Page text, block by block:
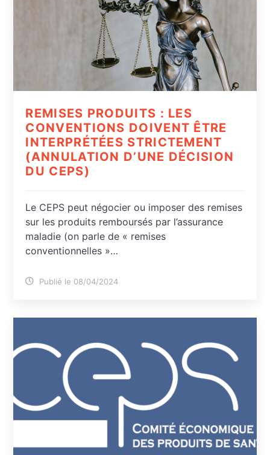
REMISES PRODUITS : LES
CONVENTIONS DOIVENT ÊTRE
INTERPRÉTÉES STRICTEMENT
(ANNULATION D’UNE DÉCISION
DU CEPS)
Le CEPS peut négocier ou imposer des remises
sur les produits remboursés par l’assurance
maladie (on parle de « remises
conventionnelles »…
Publié le 08/04/2024